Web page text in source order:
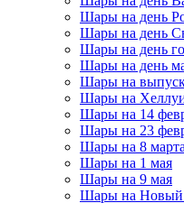
Шары на день
Шары на день
Шары на день
Шары на день
Шары на
Шары на
Шары на 14
Шары на 23
Шары на 8 марта
Шары на 1 мая
Шары на 9 мая
Шары на Новый